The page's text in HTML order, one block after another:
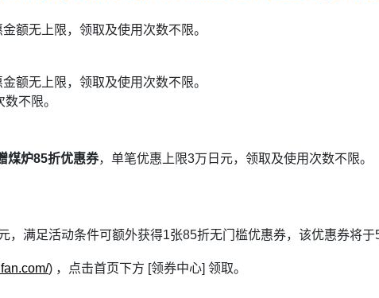
额无上限，领取及使用次数不限。
额无上限，领取及使用次数不限。
不限。
煤炉85折优惠券，单笔优惠上限3万日元，领取及使用次数不限。
满足活动条件可额外获得1张85折无门槛优惠券，该优惠券将于
) ，点击首页下方 [领券中心] 领取。